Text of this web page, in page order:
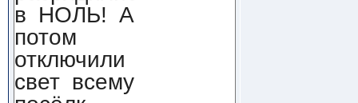
в НОЛЬ! А
потом
отключили
свет всему